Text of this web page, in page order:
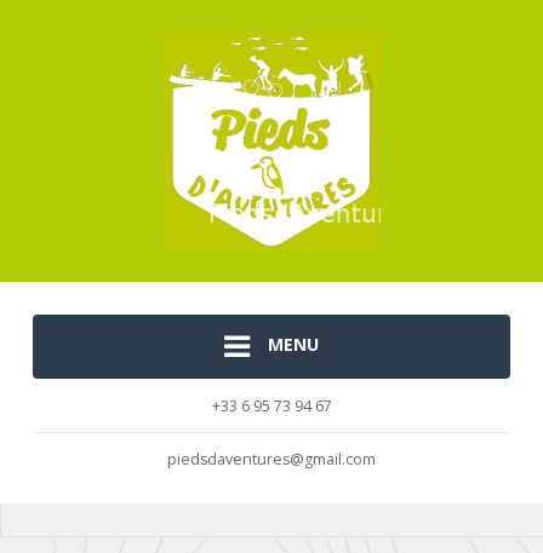
MENU
+33 6 95 73 94 67
piedsdaventures@gmail.com